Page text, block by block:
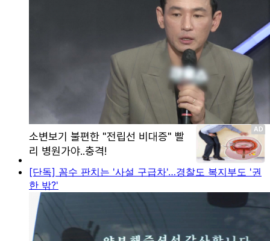
[단독] 꼼수 판치는 '사설 구급차'…경찰도 복지부도 '권
한 밖?'